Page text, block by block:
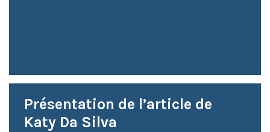
Présentation de l’article de
Katy Da Silva